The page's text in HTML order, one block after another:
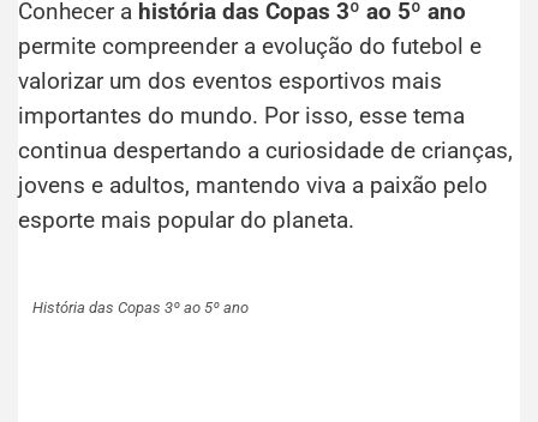
Conhecer a história das Copas 3º ao 5º ano
permite compreender a evolução do futebol e
valorizar um dos eventos esportivos mais
importantes do mundo. Por isso, esse tema
continua despertando a curiosidade de crianças,
jovens e adultos, mantendo viva a paixão pelo
esporte mais popular do planeta.
História das Copas 3º ao 5º ano